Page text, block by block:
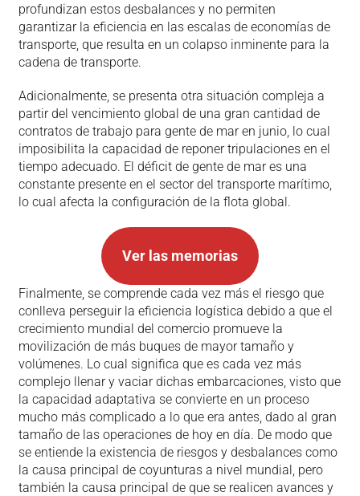
profundizan estos desbalances y no permiten
garantizar la eficiencia en las escalas de economías de
transporte, que resulta en un colapso inminente para la
cadena de transporte.
Adicionalmente, se presenta otra situación compleja a
partir del vencimiento global de una gran cantidad de
contratos de trabajo para gente de mar en junio, lo cual
imposibilita la capacidad de reponer tripulaciones en el
tiempo adecuado. El déficit de gente de mar es una
constante presente en el sector del transporte marítimo,
lo cual afecta la configuración de la flota global.
Ver las memorias
Finalmente, se comprende cada vez más el riesgo que
conlleva perseguir la eficiencia logística debido a que el
crecimiento mundial del comercio promueve la
movilización de más buques de mayor tamaño y
volúmenes. Lo cual significa que es cada vez más
complejo llenar y vaciar dichas embarcaciones, visto que
la capacidad adaptativa se convierte en un proceso
mucho más complicado a lo que era antes, dado al gran
tamaño de las operaciones de hoy en día. De modo que
se entiende la existencia de riesgos y desbalances como
la causa principal de coyunturas a nivel mundial, pero
también la causa principal de que se realicen avances y